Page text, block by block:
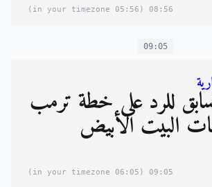
08:56
(05:56 in your timezone)
09:05
للرد على خطة ترمب
البيت الأبيض
09:05
(06:05 in your timezone)